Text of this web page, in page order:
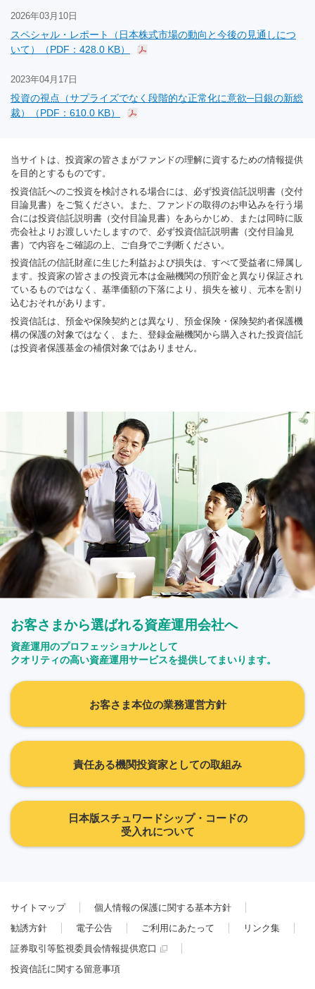
2026年03月10日
スペシャル・レポート（日本株式市場の動向と今後の見通しにつ
いて）（PDF：428.0 KB）
2023年04月17日
投資の視点（サプライズでなく段階的な正常化に意欲─日銀の新総
裁）（PDF：610.0 KB）
当サイトは、投資家の皆さまがファンドの理解に資するための情報提供
を目的とするものです。
投資信託へのご投資を検討される場合には、必ず投資信託説明書（交付
目論見書）をご覧ください。また、ファンドの取得のお申込みを行う場
合には投資信託説明書（交付目論見書）をあらかじめ、または同時に販
売会社よりお渡しいたしますので、必ず投資信託説明書（交付目論見
書）で内容をご確認の上、ご自身でご判断ください。
投資信託の信託財産に生じた利益および損失は、すべて受益者に帰属し
ます。投資家の皆さまの投資元本は金融機関の預貯金と異なり保証され
ているものではなく、基準価額の下落により、損失を被り、元本を割り
込むおそれがあります。
投資信託は、預金や保険契約とは異なり、預金保険・保険契約者保護機
構の保護の対象ではなく、また、登録金融機関から購入された投資信託
は投資者保護基金の補償対象ではありません。
お客さまから選ばれる資産運用会社へ
資産運用のプロフェッショナルとして
クオリティの高い資産運用サービスを提供してまいります。
お客さま本位の業務運営方針
責任ある機関投資家としての取組み
日本版スチュワードシップ・コードの
受入れについて
サイトマップ
個人情報の保護に関する基本方針
勧誘方針
電子公告 ご利用にあたって
リンク集
証券取引等監視委員会情報提供窓口
投資信託に関する留意事項